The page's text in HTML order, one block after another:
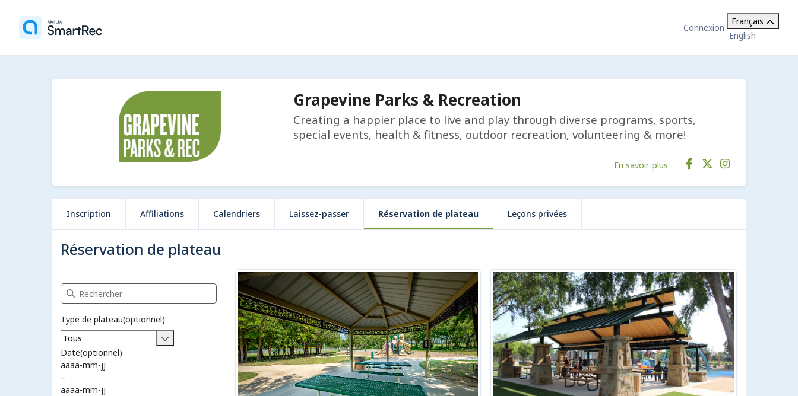
Connexion
Français
English
Grapevine Parks & Recreation
Creating a happier place to live and play through diverse programs, sports,
special events, health & fitness, outdoor recreation, volunteering & more!
En savoir plus
Inscription Affiliations Calendriers Laissez-passer Réservation de plateau Leçons privées
Réservation de plateau
Recherche Réservation de plateau
Type de plateau(optionnel)
Date(optionnel)
aaaa-mm-jj
–
aaaa-mm-jj